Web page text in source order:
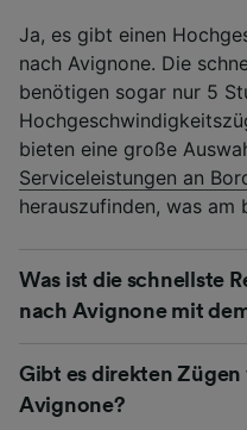
Ja, es gibt einen
nach Avignone. Die
benötigen sogar nur 5
bieten eine große
Serviceleistungen an
herauszufinden, was am
Was ist die schnellste
nach Avignone mit
Gibt es direkten Zügen
Avignone?